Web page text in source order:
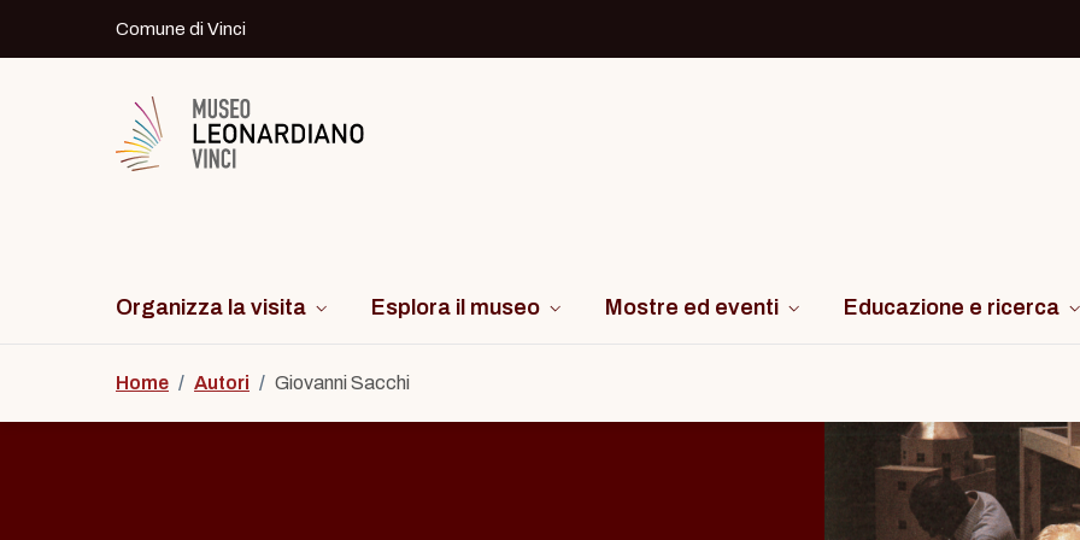
Comune di Vinci
Logo del Museo Leonardiano di Vinci
Organizza la visita Esplora il museo Mostre ed eventi Educazione e ricerca
Home / Autori / Giovanni Sacchi